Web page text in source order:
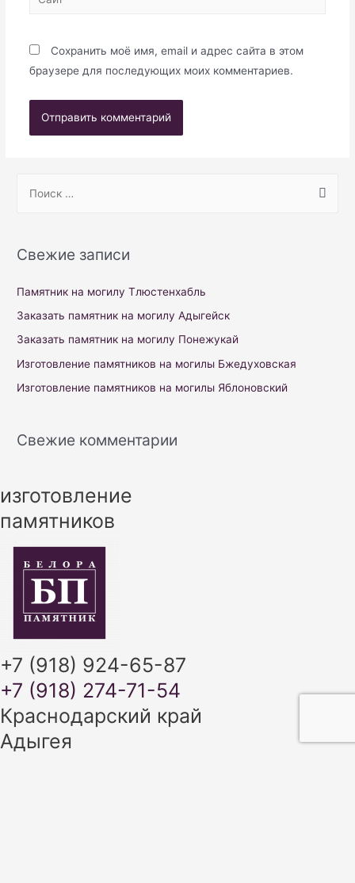
Сохранить моё имя, email и адрес сайта в этом
браузере для последующих моих комментариев.
r
h
f
o
Свежие записи
Памятник на могилу Тлюстенхабль
Заказать памятник на могилу Адыгейск
Заказать памятник на могилу Понежукай
Изготовление памятников на могилы Бжедуховская
Изготовление памятников на могилы Яблоновский
Свежие комментарии
изготовление
памятников
+7 (918) 924-65-87
+7 (918) 274-71-54
Краснодарский край
Адыгея